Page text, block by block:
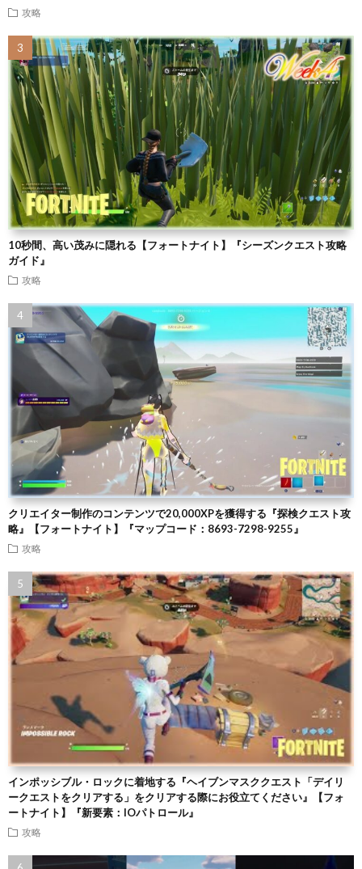
攻略
10秒間、高い茂みに隠れる【フォートナイト】『シーズンクエスト攻略
ガイド』
攻略
クリエイター制作のコンテンツで20,000XPを獲得する『探検クエスト攻
略』【フォートナイト】『マップコード：8693-7298-9255』
攻略
インポッシブル・ロックに着地する『ヘイブンマスククエスト「デイリ
ークエストをクリアする」をクリアする際にお役立てください』【フォ
ートナイト】『新要素：IOパトロール』
攻略